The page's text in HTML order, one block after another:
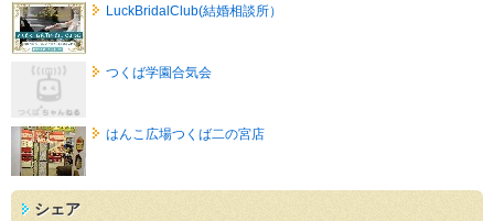
LuckBridalClub(結婚相談所）
つくば学園合気会
はんこ広場つくば二の宮店
シェア